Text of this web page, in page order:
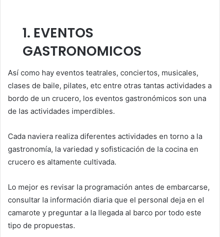
1. EVENTOS
GASTRONOMICOS
Así como hay eventos teatrales, conciertos, musicales,
clases de baile, pilates, etc entre otras tantas actividades a
bordo de un crucero, los eventos gastronómicos son una
de las actividades imperdibles.
Cada naviera realiza diferentes actividades en torno a la
gastronomía, la variedad y sofisticación de la cocina en
crucero es altamente cultivada.
Lo mejor es revisar la programación antes de embarcarse,
consultar la información diaria que el personal deja en el
camarote y preguntar a la llegada al barco por todo este
tipo de propuestas.